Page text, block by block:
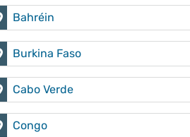
Bahréin
Burkina Faso
Cabo Verde
Congo